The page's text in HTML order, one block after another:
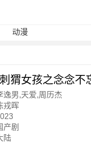
动漫
猬女孩之念念不
逸男,天爱,周历杰
戎晖
产剧
陆